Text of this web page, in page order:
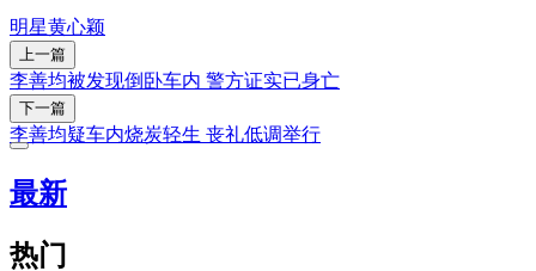
明星黄心颖
上一篇
李善均被发现倒卧车内 警方证实已身亡
下一篇
李善均疑车内烧炭轻生 丧礼低调举行
最新
热门